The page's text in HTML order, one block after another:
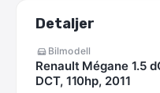
Detaljer
Bilmodell
Renault Mégane 1.5
DCT, 110hp, 2011